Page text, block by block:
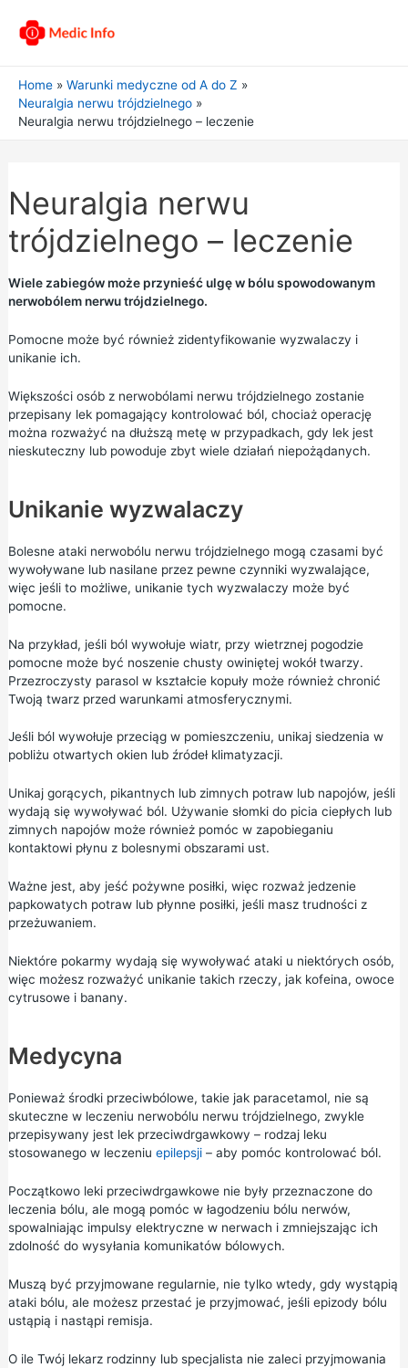
Home
Warunki medyczne od A do Z
Neuralgia nerwu trójdzielnego
Neuralgia nerwu trójdzielnego – leczenie
Neuralgia nerwu
trójdzielnego – leczenie
Wiele zabiegów może przynieść ulgę w bólu spowodowanym
nerwobólem nerwu trójdzielnego.
Pomocne może być również zidentyfikowanie wyzwalaczy i
unikanie ich.
Większości osób z nerwobólami nerwu trójdzielnego zostanie
przepisany lek pomagający kontrolować ból, chociaż operację
można rozważyć na dłuższą metę w przypadkach, gdy lek jest
nieskuteczny lub powoduje zbyt wiele działań niepożądanych.
Unikanie wyzwalaczy
Bolesne ataki nerwobólu nerwu trójdzielnego mogą czasami być
wywoływane lub nasilane przez pewne czynniki wyzwalające,
więc jeśli to możliwe, unikanie tych wyzwalaczy może być
pomocne.
Na przykład, jeśli ból wywołuje wiatr, przy wietrznej pogodzie
pomocne może być noszenie chusty owiniętej wokół twarzy.
Przezroczysty parasol w kształcie kopuły może również chronić
Twoją twarz przed warunkami atmosferycznymi.
Jeśli ból wywołuje przeciąg w pomieszczeniu, unikaj siedzenia w
pobliżu otwartych okien lub źródeł klimatyzacji.
Unikaj gorących, pikantnych lub zimnych potraw lub napojów, jeśli
wydają się wywoływać ból. Używanie słomki do picia ciepłych lub
zimnych napojów może również pomóc w zapobieganiu
kontaktowi płynu z bolesnymi obszarami ust.
Ważne jest, aby jeść pożywne posiłki, więc rozważ jedzenie
papkowatych potraw lub płynne posiłki, jeśli masz trudności z
przeżuwaniem.
Niektóre pokarmy wydają się wywoływać ataki u niektórych osób,
więc możesz rozważyć unikanie takich rzeczy, jak kofeina, owoce
cytrusowe i banany.
Medycyna
Ponieważ środki przeciwbólowe, takie jak paracetamol, nie są
skuteczne w leczeniu nerwobólu nerwu trójdzielnego, zwykle
przepisywany jest lek przeciwdrgawkowy – rodzaj leku
stosowanego w leczeniu epilepsji– aby pomóc kontrolować ból.
Początkowo leki przeciwdrgawkowe nie były przeznaczone do
leczenia bólu, ale mogą pomóc w łagodzeniu bólu nerwów,
spowalniając impulsy elektryczne w nerwach i zmniejszając ich
zdolność do wysyłania komunikatów bólowych.
Muszą być przyjmowane regularnie, nie tylko wtedy, gdy wystąpią
ataki bólu, ale możesz przestać je przyjmować, jeśli epizody bólu
ustąpią i nastąpi remisja.
O ile Twój lekarz rodzinny lub specjalista nie zaleci przyjmowania